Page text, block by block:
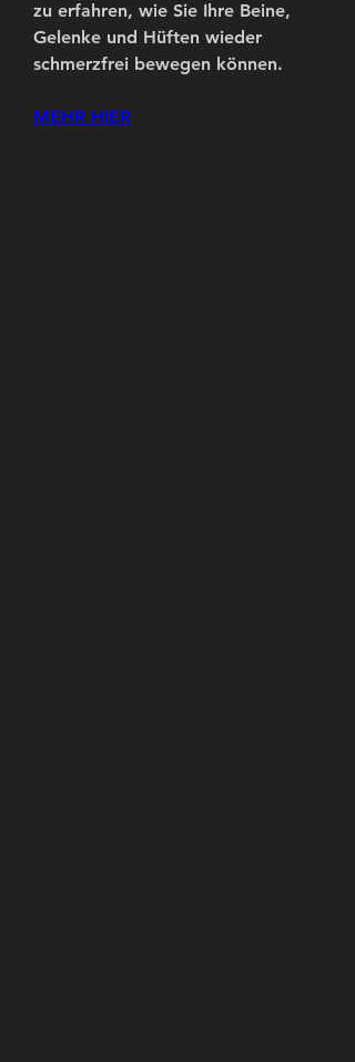
zu erfahren, wie Sie Ihre Beine,
Gelenke und Hüften wieder
schmerzfrei bewegen können.
MEHR HIER